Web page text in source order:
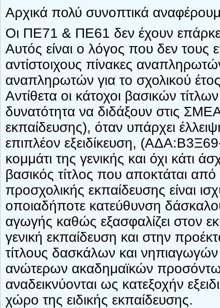
Αρχικά πολύ συνοπτικά
Οι ΠΕ71 & ΠΕ61 δεν έχουν
Αυτός είναι ο λόγος που δεν τους
αντίστοιχους πίνακες
αναπληρωτών για το σχολικού
Αντίθετα οι κάτοχοι βασικών
δυνατότητα να διδάξουν στις
εκπαίδευσης), όταν υπάρχει
επιπλέον εξειδίκευση,
κομμάτι της γενικής και όχι κάτι
βασικός τίτλος που αποκτάται
προσχολικής εκπαίδευσης είναι
οποιαδήποτε κατεύθυνση
αγωγής καθώς εξασφαλίζει στον
γενική εκπαίδευση και στην
τίτλους δασκάλων και
ανώτερων ακαδημαϊκών
αναδεικνύονται ως κατεξοχήν
χώρο της ειδικής εκπαίδευσης.